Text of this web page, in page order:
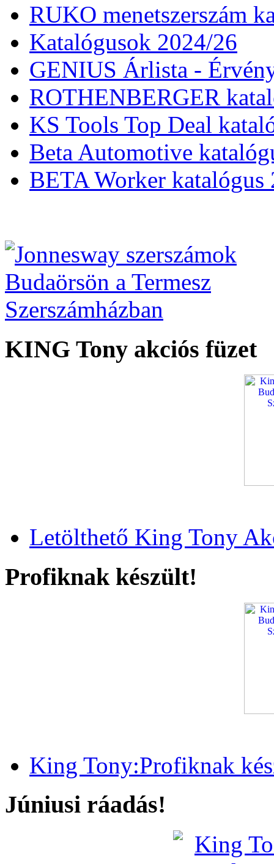
RUKO menetszerszám
Katalógusok 2024/26
GENIUS Árlista -
ROTHENBERGER
KS Tools Top Deal
Beta Automotive
BETA Worker katalógus
KING Tony akciós füzet
Letölthető King Tony
Profiknak készült!
King Tony:Profiknak
Júniusi ráadás!